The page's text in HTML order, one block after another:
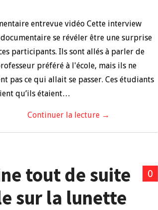
entrevue vidéo Cette interview
se révéler être une surprise
participants. Ils sont allés à parler de
préféré à l'école, mais ils ne
pas ce qui allait se passer. Ces étudiants
qu’ils étaient…
Continuer la lecture →
0
tout de suite
sur la lunette